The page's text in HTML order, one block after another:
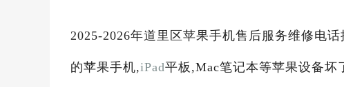
2025-2026年道里区苹果手机售后服务维修电
的苹果手机,iPad平板,Mac笔记本等苹果设备坏